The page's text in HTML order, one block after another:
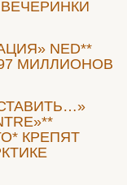
NED**
МИЛЛИОНОВ
КРЕПЯТ